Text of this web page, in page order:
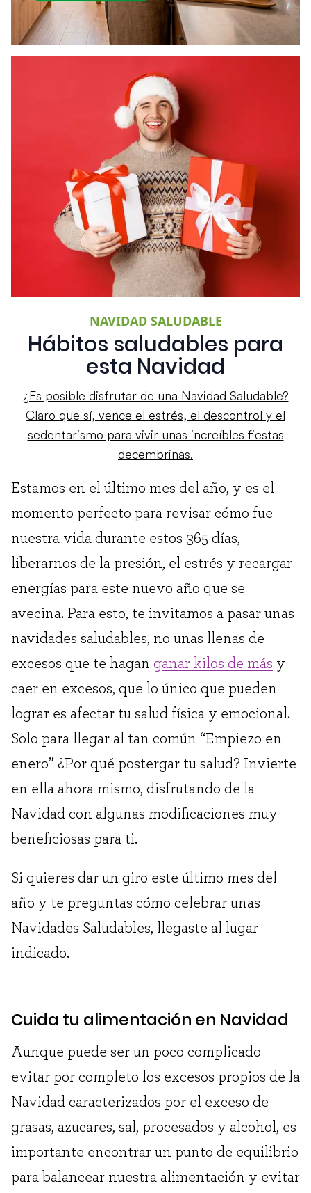
NAVIDAD SALUDABLE
Hábitos saludables para
esta Navidad
¿Es posible disfrutar de una Navidad Saludable?
Claro que sí, vence el estrés, el descontrol y el
sedentarismo para vivir unas increíbles fiestas
decembrinas.
Estamos en el último mes del año, y es el
momento perfecto para revisar cómo fue
nuestra vida durante estos 365 días,
liberarnos de la presión, el estrés y recargar
energías para este nuevo año que se
avecina. Para esto, te invitamos a pasar unas
navidades saludables, no unas llenas de
excesos que te hagan ganar kilos de más y
caer en excesos, que lo único que pueden
lograr es afectar tu salud física y emocional.
Solo para llegar al tan común “Empiezo en
enero” ¿Por qué postergar tu salud? Invierte
en ella ahora mismo, disfrutando de la
Navidad con algunas modificaciones muy
beneficiosas para ti.
Si quieres dar un giro este último mes del
año y te preguntas cómo celebrar unas
Navidades Saludables, llegaste al lugar
indicado.
Cuida tu alimentación en Navidad
Aunque puede ser un poco complicado
evitar por completo los excesos propios de la
Navidad caracterizados por el exceso de
grasas, azucares, sal, procesados y alcohol, es
importante encontrar un punto de equilibrio
para balancear nuestra alimentación y evitar